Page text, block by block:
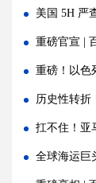
百运网端午
高光时刻 |
疯涨!海运
蓄势扩容，
假期不打烊
炸了！欧盟
美国 5H 严
重磅官宣 |
重磅！以色
历史性转折
扛不住！亚
全球海运巨